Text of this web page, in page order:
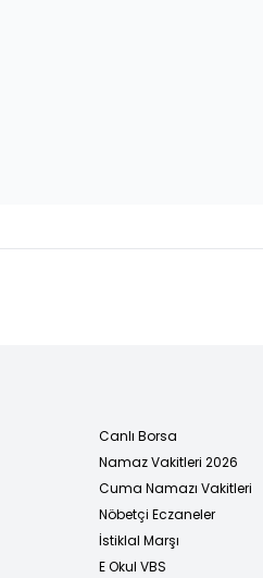
Canlı Borsa
Namaz Vakitleri 2026
Cuma Namazı Vakitleri
Nöbetçi Eczaneler
İstiklal Marşı
E Okul VBS